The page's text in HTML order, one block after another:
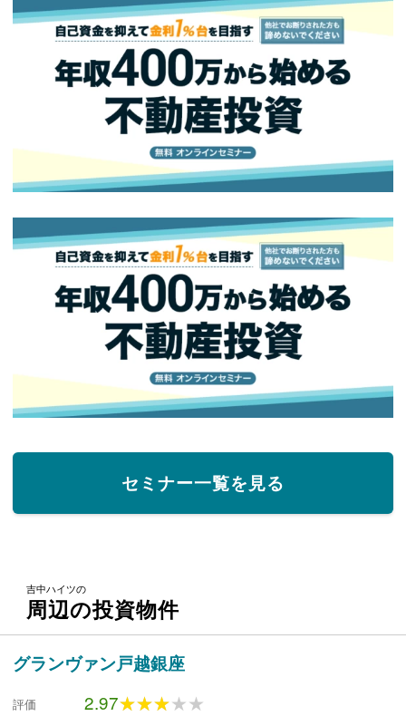
セミナー一覧を見る
吉中ハイツの
周辺の投資物件
グランヴァン戸越銀座
評価 2.97★★★★★
★★★★★